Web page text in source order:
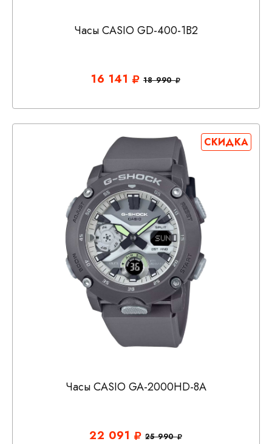
Часы CASIO GD-400-1B2
16 141 18 990
СКИДКА
Часы CASIO GA-2000HD-8A
22 091 25 990